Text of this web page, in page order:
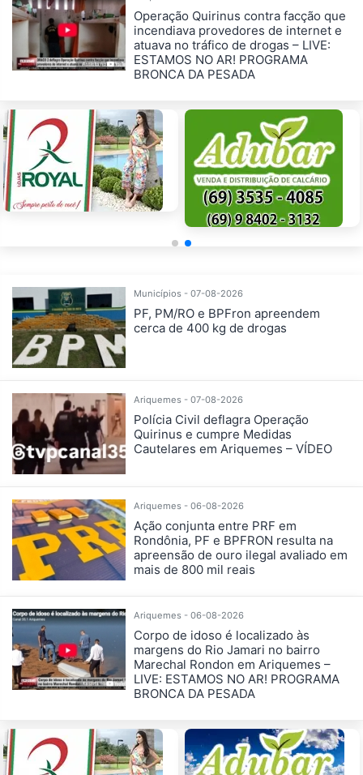
Operação Quirinus contra facção que
incendiava provedores de internet e
atuava no tráfico de drogas – LIVE:
ESTAMOS NO AR! PROGRAMA
BRONCA DA PESADA
Municípios - 07-08-2026
PF, PM/RO e BPFron apreendem
cerca de 400 kg de drogas
Ariquemes - 07-08-2026
Polícia Civil deflagra Operação
Quirinus e cumpre Medidas
Cautelares em Ariquemes – VÍDEO
Ariquemes - 06-08-2026
Ação conjunta entre PRF em
Rondônia, PF e BPFRON resulta na
apreensão de ouro ilegal avaliado em
mais de 800 mil reais
Ariquemes - 06-08-2026
Corpo de idoso é localizado às
margens do Rio Jamari no bairro
Marechal Rondon em Ariquemes –
LIVE: ESTAMOS NO AR! PROGRAMA
BRONCA DA PESADA